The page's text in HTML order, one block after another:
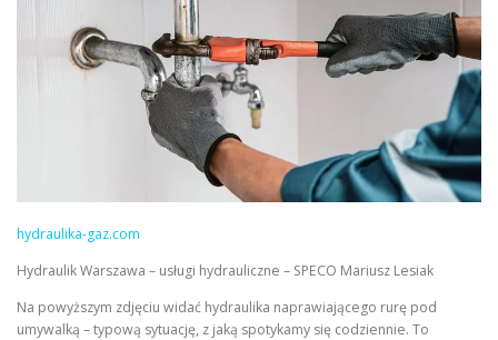
hydraulika-gaz.com
Hydraulik Warszawa – usługi hydrauliczne – SPECO Mariusz Lesiak
Na powyższym zdjęciu widać hydraulika naprawiającego rurę pod
umywalką – typową sytuację, z jaką spotykamy się codziennie. To